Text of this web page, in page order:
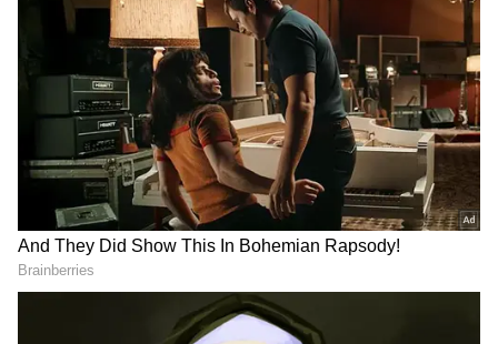
Related Articles
Telugu Saying: పక్కింటి పోరు పండగంత
వేడుకంట.. ఈ కాలానికి తగ్గ సామెత! ఎలా వచ్చిందో
తెలుసా?
Telugu Saying: 'కట్టే, కొట్టే, తెచ్చే' సామెత అసలు
అర్థం ఏంటో తెలుసా?